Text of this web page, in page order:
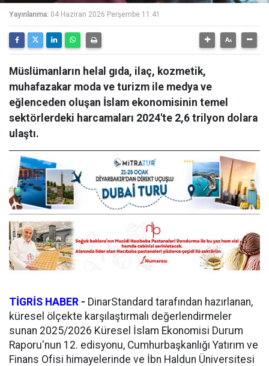
Yayınlanma: 04 Haziran 2026 Perşembe 11:41
Müslümanların helal gıda, ilaç, kozmetik,
muhafazakar moda ve turizm ile medya ve
eğlenceden oluşan İslam ekonomisinin temel
sektörlerdeki harcamaları 2024'te 2,6 trilyon dolara
ulaştı.
TİGRİS HABER - DinarStandard tarafından hazırlanan,
küresel ölçekte karşılaştırmalı değerlendirmeler
sunan 2025/2026 Küresel İslam Ekonomisi Durum
Raporu'nun 12. edisyonu, Cumhurbaşkanlığı Yatırım ve
Finans Ofisi himayelerinde ve İbn Haldun Üniversitesi